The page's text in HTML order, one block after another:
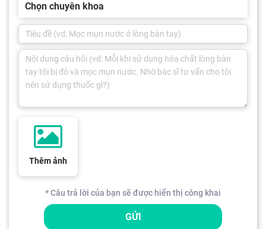
Chọn chuyên khoa
Thêm ảnh
* Câu trả lời của bạn sẽ được hiển thị công khai
GỬI